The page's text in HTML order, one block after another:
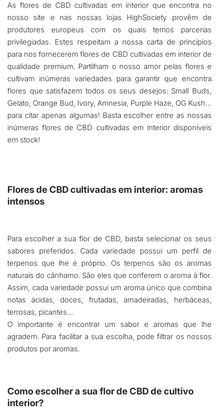
As flores de CBD cultivadas em interior que encontra no
nosso site e nas nossas lojas HighSociety provêm de
produtores europeus com os quais temos parcerias
privilegiadas. Estes respeitam a nossa carta de princípios
para nos fornecerem flores de CBD cultivadas em interior de
qualidade premium. Partilham o nosso amor pelas flores e
cultivam inúmeras variedades para garantir que encontra
flores que satisfazem todos os seus desejos: Small Buds,
Gelato, Orange Bud, Ivory, Amnesia, Purple Haze, OG Kush…
para citar apenas algumas! Basta escolher entre as nossas
inúmeras flores de CBD cultivadas em interior disponíveis
em stock!
Flores de CBD cultivadas em interior: aromas
intensos
Para escolher a sua flor de CBD, basta selecionar os seus
sabores preferidos. Cada variedade possui um perfil de
terpenos que lhe é próprio. Os terpenos são os aromas
naturais do cânhamo. São eles que conferem o aroma à flor.
Assim, cada variedade possui um aroma único que combina
notas ácidas, doces, frutadas, amadeiradas, herbáceas,
terrosas, picantes…
O importante é encontrar um sabor e aromas que lhe
agradem. Para facilitar a sua escolha, pode filtrar os nossos
produtos por aromas.
Como escolher a sua flor de CBD de cultivo
interior?